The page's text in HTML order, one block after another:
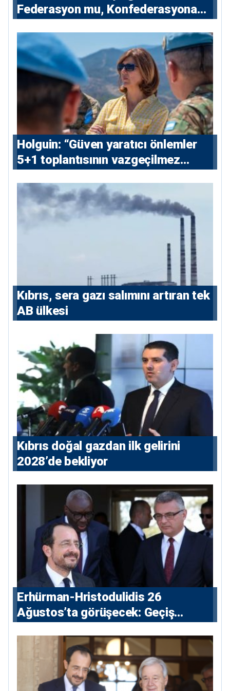
Federasyon mu, Konfederasyona
⁠Holguin: “Güven yaratıcı önlemler
5+1 toplantısının vazgeçilmez
Kıbrıs, sera gazı salımını artıran tek
AB ülkesi
Kıbrıs doğal gazdan ilk gelirini
2028’de bekliyor
Erhürman-Hristodulidis 26
Ağustos’ta görüşecek: Geçiş